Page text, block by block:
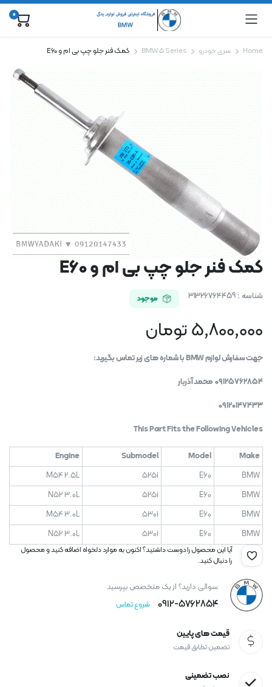
0
Home سری خودرو BMW 5 Series کمک فنر جلو چپ بی ام و E60
کمک فنر جلو چپ بی ام و E60
شناسه : 31326764459 موجود
5,800,000تومان
جهت سفارش لوازم BMW با شماره های زیر تماس بگیرید:
09125762854 محمد آذربار
09120147433
This Part Fits the Following Vehicles
Make
Model
Submodel
Engine
BMW
E60
525i
M54 2.5L
BMW
E60
525i
N52 3.0L
BMW
E60
530i
M54 3.0L
BMW
E60
530i
N52 3.0L
آیا این محصول را دوست داشتید؟ اکنون به موارد دلخواه اضافه کنید و محصول
را دنبال کنید.
سوالی دارید؟ از یک متخصص بپرسید
0912-۵۷۶۲۸۵۴ شروع تماس
قیمت های پایین
تضمین تطابق قیمت
نصب تضمینی